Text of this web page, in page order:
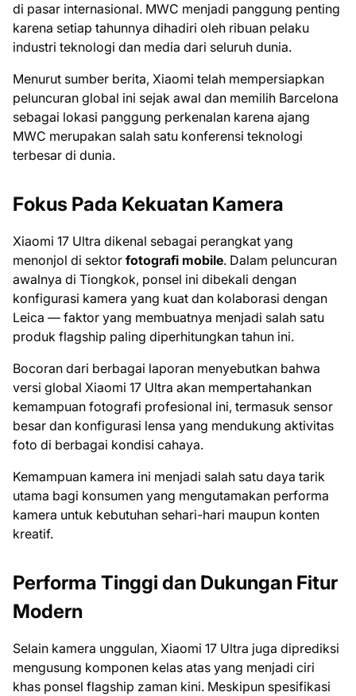
di pasar internasional. MWC menjadi panggung penting
karena setiap tahunnya dihadiri oleh ribuan pelaku
industri teknologi dan media dari seluruh dunia.
Menurut sumber berita, Xiaomi telah mempersiapkan
peluncuran global ini sejak awal dan memilih Barcelona
sebagai lokasi panggung perkenalan karena ajang
MWC merupakan salah satu konferensi teknologi
terbesar di dunia.
Fokus Pada Kekuatan Kamera
Xiaomi 17 Ultra dikenal sebagai perangkat yang
menonjol di sektor fotografi mobile. Dalam peluncuran
awalnya di Tiongkok, ponsel ini dibekali dengan
konfigurasi kamera yang kuat dan kolaborasi dengan
Leica — faktor yang membuatnya menjadi salah satu
produk flagship paling diperhitungkan tahun ini.
Bocoran dari berbagai laporan menyebutkan bahwa
versi global Xiaomi 17 Ultra akan mempertahankan
kemampuan fotografi profesional ini, termasuk sensor
besar dan konfigurasi lensa yang mendukung aktivitas
foto di berbagai kondisi cahaya.
Kemampuan kamera ini menjadi salah satu daya tarik
utama bagi konsumen yang mengutamakan performa
kamera untuk kebutuhan sehari-hari maupun konten
kreatif.
Performa Tinggi dan Dukungan Fitur
Modern
Selain kamera unggulan, Xiaomi 17 Ultra juga diprediksi
mengusung komponen kelas atas yang menjadi ciri
khas ponsel flagship zaman kini. Meskipun spesifikasi